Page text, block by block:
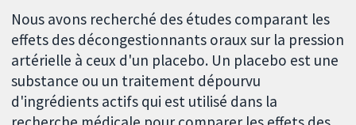
Nous avons recherché des études comparant les
effets des décongestionnants oraux sur la pression
artérielle à ceux d'un placebo. Un placebo est une
substance ou un traitement dépourvu
d'ingrédients actifs qui est utilisé dans la